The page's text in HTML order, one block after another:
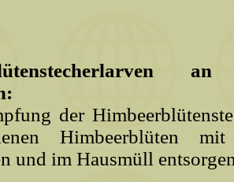
der
Himbeerblüten mit
und im Hausmüll